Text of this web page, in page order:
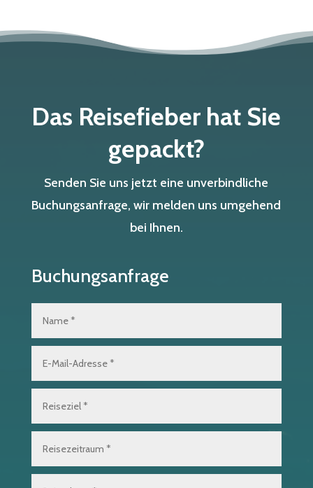
Das Reisefieber hat Sie
gepackt?
Senden Sie uns jetzt eine unverbindliche
Buchungsanfrage, wir melden uns umgehend
bei Ihnen.
Buchungsanfrage